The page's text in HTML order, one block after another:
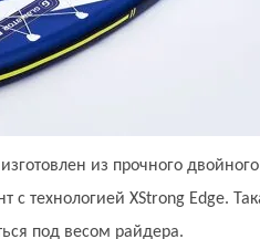
из прочного
технологией XStrong Edge.
под весом райдера.